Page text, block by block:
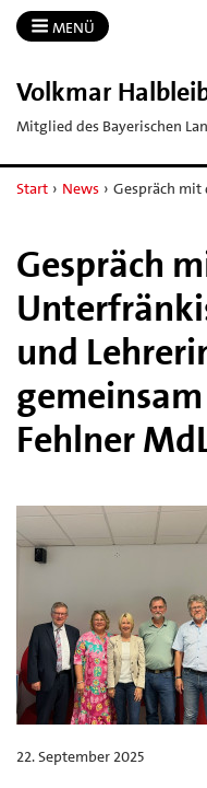
MENÜ
Volkmar
Mitglied des Bayerischen
Start › News › Gespräch mit
Gespräch
und
Fehlner
22. September 2025